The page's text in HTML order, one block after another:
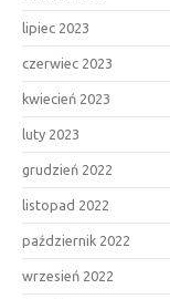
lipiec 2023
czerwiec 2023
kwiecień 2023
luty 2023
grudzień 2022
listopad 2022
październik 2022
wrzesień 2022